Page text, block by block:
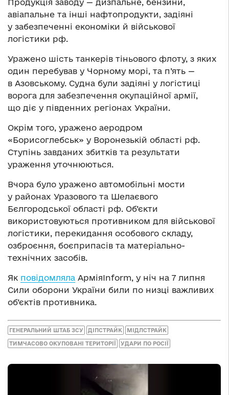
Продукція заводу — дизпальне, бензини,
авіапальне та інші нафтопродукти, задіяні
у забезпеченні економіки й військової
логістики рф.
Уражено шість танкерів тіньового флоту, з яких
один перебував у Чорному морі, та п’ять —
в Азовському. Судна були задіяні у логістиці
ворога для забезпечення окупаційної армії,
що діє у південних регіонах України.
Окрім того, уражено аеродром
«Борисоглебськ» у Воронезькій області рф.
Ступінь завданих збитків та результати
ураження уточнюються.
Вчора було уражено автомобільні мости
у районах Уразового та Шелаєвого
Бєлгородської області рф. Об’єкти
використовуються противником для військової
логістики, перекидання особового складу,
озброєння, боєприпасів та матеріально-
технічних засобів.
Як повідомляла АрміяInform, у ніч на 7 липня
Сили оборони України били по низці важливих
об’єктів противника.
ГЕНЕРАЛЬНИЙ ШТАБ ЗСУ ДІПСТРАЙК МІДЛСТРАЙК
ТИМЧАСОВО ОКУПОВАНІ ТЕРИТОРІЇ УДАРИ ПО РОСІЇ